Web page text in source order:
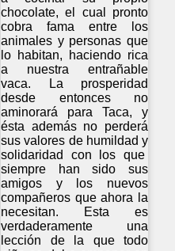
chocolate, el cual pronto
cobra fama entre los
animales y personas que
lo habitan, haciendo rica
a nuestra entrañable
vaca. La prosperidad
desde entonces no
aminorará para Taca, y
ésta además no perderá
sus valores de humildad y
solidaridad con los que
siempre han sido sus
amigos y los nuevos
compañeros que ahora la
necesitan. Esta es
verdaderamente una
lección de la que todo